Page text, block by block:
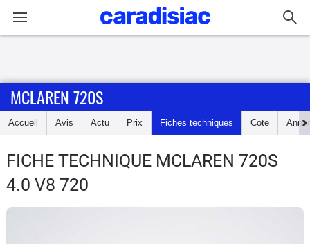
Accueil
Essais
Guide
MCLAREN 720S
Accueil Avis Actu Prix Fiches techniques Cote
FICHE TECHNIQUE MCLAREN 720S
4.0 V8 720